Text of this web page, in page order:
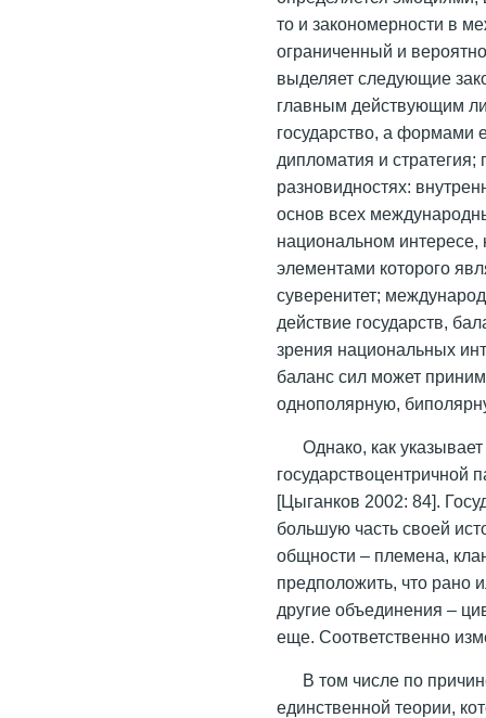
то и закономерности в
ограниченный и
выделяет следующие
главным действующим
государство, а формами
дипломатия и стратегия;
разновидностях:
основ всех
национальном
элементами которого
суверенитет;
действие государств,
зрения национальных
баланс сил может
однополярную,
Однако, как
[Цыганков 2002: 84].
большую часть своей
общности – племена,
предположить, что рано
другие объединения –
еще. Соответственно
В том числе по
единственной теории,